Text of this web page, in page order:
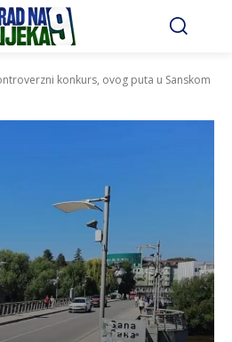
konkurs, ovog puta u Sanskom